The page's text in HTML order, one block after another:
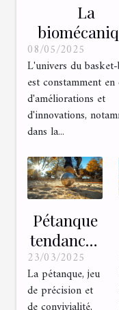
La
du tir au
études
et
pratiques
améliorer la
08/05/2025
L'univers du
est constamment
d'améliorations et
d'innovations,
dans la...
Pétanque
tendances
et
techniques
pour
23/03/2025
La pétanque, jeu
de précision et